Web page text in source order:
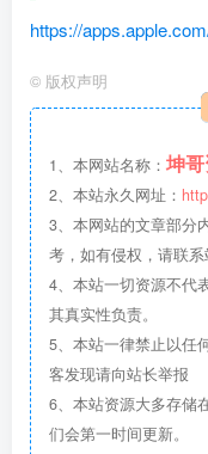
https://
© 版权声明
1、本网站名称： 坤
2、本站永久网址：
3、本网站的文章部分
考，如有侵权，请联系
4、本站一切资源不代
其真实性负责。
5、本站一律禁止以任
客发现请向站长举报
6、本站资源大多存储
们会第一时间更新。